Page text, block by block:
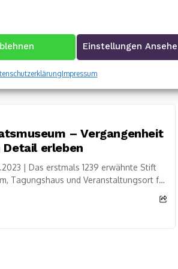
Einstellungen
Impressum
| Den Titel „Kammersiegerin, bzw.
Schneider, Moritz Eigner und Carl Leon
Durch...
– Vergangenheit
erleben
| Das erstmals 1239 erwähnte Stift
Tagungshaus und Veranstaltungsort für